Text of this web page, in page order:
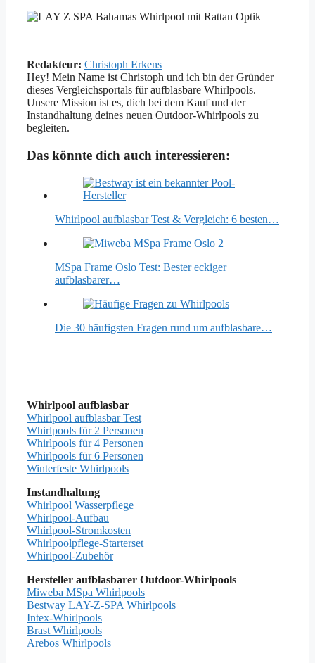
Redakteur: Christoph Erkens
Hey! Mein Name ist Christoph und ich bin der Gründer
dieses Vergleichsportals für aufblasbare Whirlpools.
Unsere Mission ist es, dich bei dem Kauf und der
Instandhaltung deines neuen Outdoor-Whirlpools zu
begleiten.
Das könnte dich auch interessieren:
Whirlpool aufblasbar Test & Vergleich: 6 besten…
MSpa Frame Oslo Test: Bester eckiger
aufblasbarer…
Die 30 häufigsten Fragen rund um aufblasbare…
Whirlpool aufblasbar
Whirlpool aufblasbar Test
Whirlpools für 2 Personen
Whirlpools für 4 Personen
Whirlpools für 6 Personen
Winterfeste Whirlpools
Instandhaltung
Whirlpool Wasserpflege
Whirlpool-Aufbau
Whirlpool-Stromkosten
Whirlpoolpflege-Starterset
Whirlpool-Zubehör
Hersteller aufblasbarer Outdoor-Whirlpools
Miweba MSpa Whirlpools
Bestway LAY-Z-SPA Whirlpools
Intex-Whirlpools
Brast Whirlpools
Arebos Whirlpools